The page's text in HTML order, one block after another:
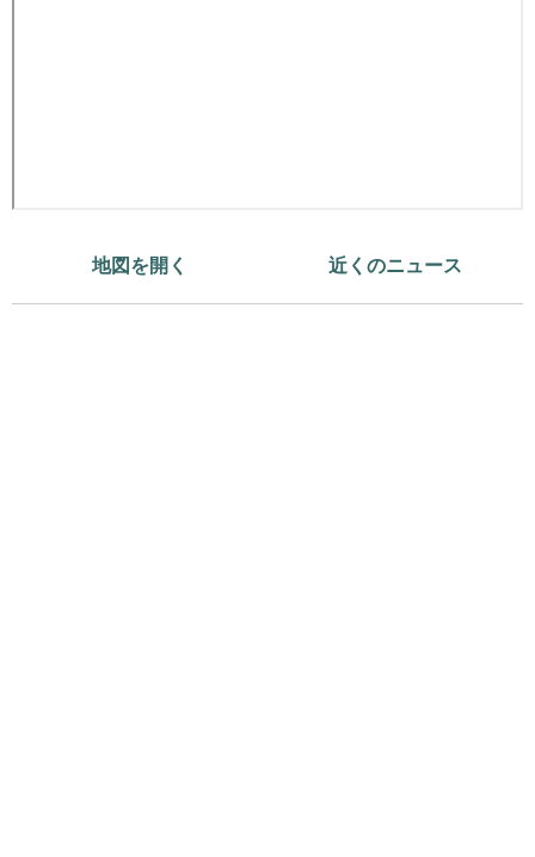
地図を開く 近くのニュース